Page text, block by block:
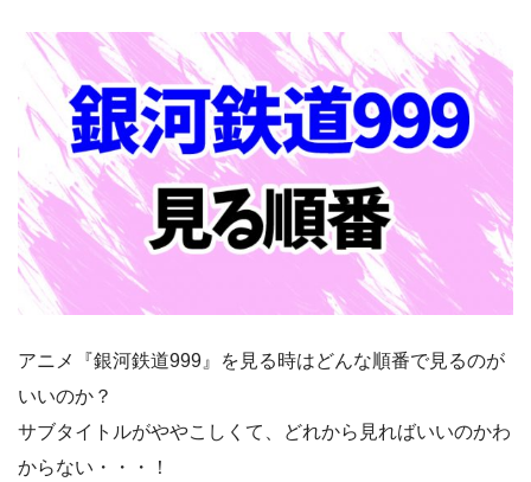
アニメ『銀河鉄道999』を見る時はどんな順番で見るのが
いいのか？
サブタイトルがややこしくて、どれから見ればいいのかわ
からない・・・！